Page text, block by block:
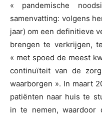
« pandemische
samenvatting: volgens
jaar) om een definitieve
brengen te verkrijgen,
« met spoed de meest
continuïteit van de
waarborgen ». In maart
patiënten naar huis te
in te nemen, waardoor